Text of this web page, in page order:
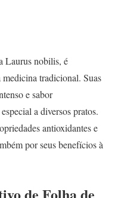
Laurus nobilis, é
tradicional. Suas
e sabor
a diversos pratos.
antioxidantes e
por seus benefícios à